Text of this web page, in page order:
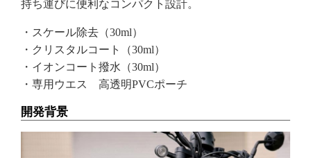
持ち運びに便利なコンパクト設計。
・スケール除去（30ml）
・クリスタルコート（30ml）
・イオンコート撥水（30ml）
・専用ウエス 高透明PVCポーチ
開発背景